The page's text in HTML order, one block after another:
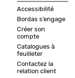
Accessibilité
Bordas s’engage
Créer son
compte
Catalogues à
feuilleter
Contactez la
relation client